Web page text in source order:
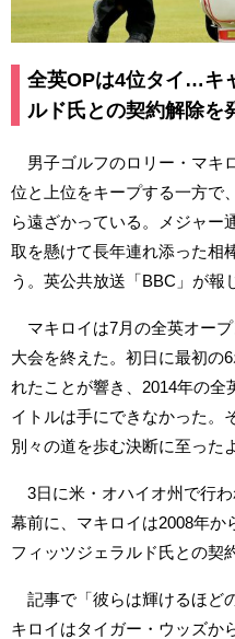
全英OPは4位タイ…キ
ルド氏との契約解除を
男子ゴルフのロリー・マキ
位と上位をキープする一方で
ら遠ざかっている。メジャー
取を懸けて長年連れ添った相
う。英公共放送「BBC」が報
マキロイは7月の全英オー
大会を終えた。初日に最初の
れたことが響き、2014年の全
イトルは手にできなかった。
別々の道を歩む決断に至った
3日に米・オハイオ州で行
幕前に、マキロイは2008年か
フィッツジェラルド氏との契
記事で「彼らは輝けるほど
キロイはタイガー・ウッズか